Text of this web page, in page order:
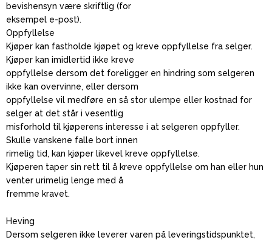
bevishensyn være skriftlig (for
eksempel e-post).
Oppfyllelse
Kjøper kan fastholde kjøpet og kreve oppfyllelse fra selger.
Kjøper kan imidlertid ikke kreve
oppfyllelse dersom det foreligger en hindring som selgeren
ikke kan overvinne, eller dersom
oppfyllelse vil medføre en så stor ulempe eller kostnad for
selger at det står i vesentlig
misforhold til kjøperens interesse i at selgeren oppfyller.
Skulle vanskene falle bort innen
rimelig tid, kan kjøper likevel kreve oppfyllelse.
Kjøperen taper sin rett til å kreve oppfyllelse om han eller hun
venter urimelig lenge med å
fremme kravet.
Heving
Dersom selgeren ikke leverer varen på leveringstidspunktet,